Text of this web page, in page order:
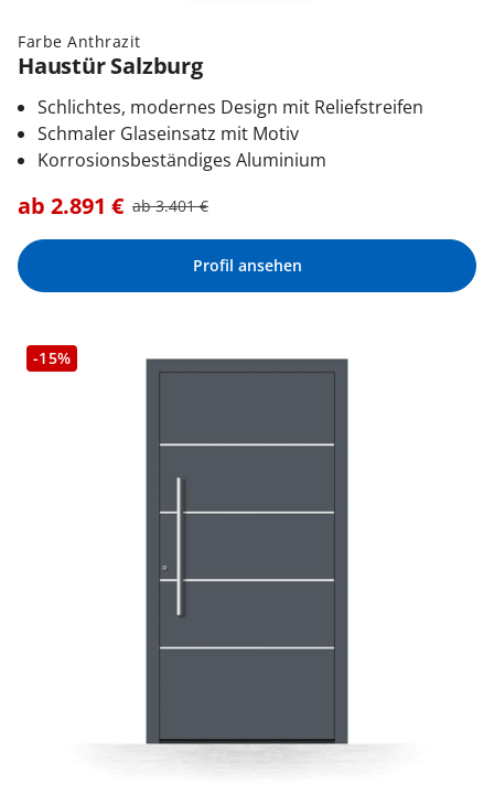
Farbe Anthrazit
Haustür Salzburg
Schlichtes, modernes Design mit Reliefstreifen
Schmaler Glaseinsatz mit Motiv
Korrosionsbeständiges Aluminium
ab 2.891 € ab3.401€
Profil ansehen
-15%